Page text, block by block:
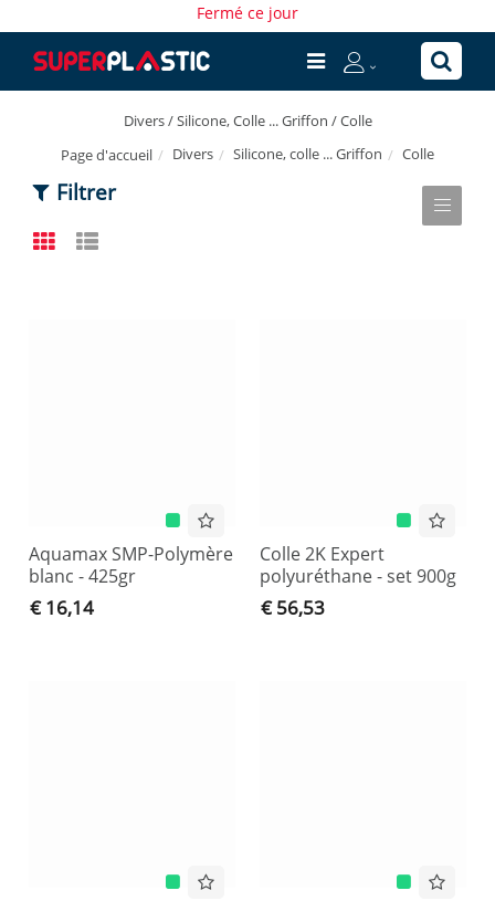
Fermé ce jour
Divers / Silicone, Colle ... Griffon / Colle
Page d'accueil
Divers Silicone, colle ... Griffon Colle
Filtrer
Aquamax SMP-Polymère
blanc - 425gr
€ 16,14
Colle 2K Expert
polyuréthane - set 900g
€ 56,53